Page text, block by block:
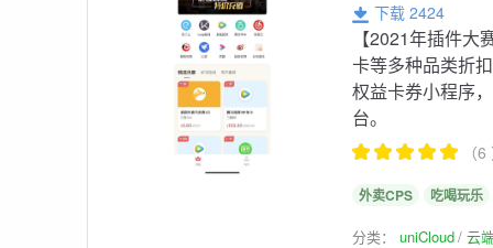
下载 2424
【2021年插件
卡等多种品类折
权益卡券小程序
台。
（
外卖CPS 吃喝玩乐
分类：uniCloud 云